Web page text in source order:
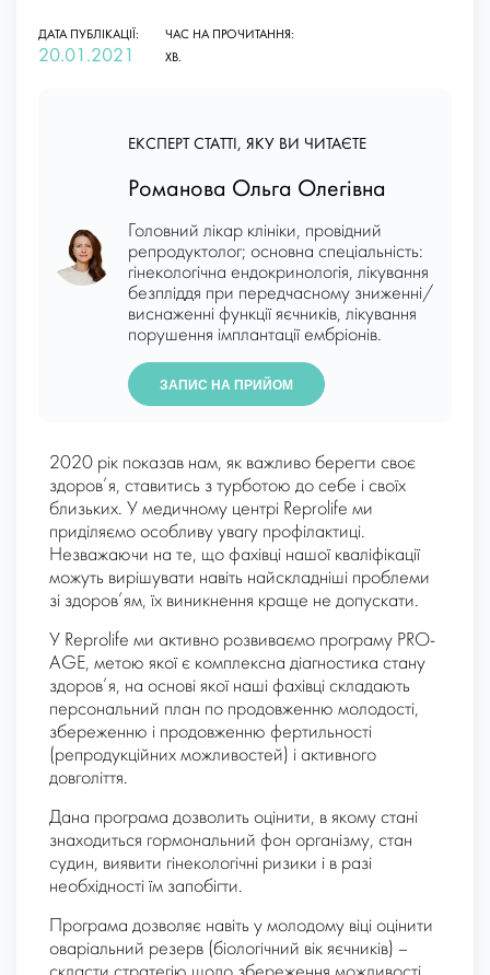
ДАТА ПУБЛІКАЦІЇ:
20.01.2021
ЧАС НА ПРОЧИТАННЯ:
ХВ.
ЕКСПЕРТ СТАТТІ, ЯКУ ВИ ЧИТАЄТЕ
Романова Ольга Олегівна
Головний лікар клініки, провідний
репродуктолог; основна спеціальність:
гінекологічна ендокринологія, лікування
безпліддя при передчасному зниженні/
виснаженні функції яєчників, лікування
порушення імплантації ембріонів.
ЗАПИС НА ПРИЙОМ
2020 рік показав нам, як важливо берегти своє
здоров’я, ставитись з турботою до себе і своїх
близьких. У медичному центрі Reprolife ми
приділяємо особливу увагу профілактиці.
Незважаючи на те, що фахівці нашої кваліфікації
можуть вирішувати навіть найскладніші проблеми
зі здоров’ям, їх виникнення краще не допускати.
У Reprolife ми активно розвиваємо програму PRO-
AGE, метою якої є комплексна діагностика стану
здоров’я, на основі якої наші фахівці складають
персональний план по продовженню молодості,
збереженню і продовженню фертильності
(репродукційних можливостей) і активного
довголіття.
Дана програма дозволить оцінити, в якому стані
знаходиться гормональний фон організму, стан
судин, виявити гінекологічні ризики і в разі
необхідності їм запобігти.
Програма дозволяє навіть у молодому віці оцінити
оваріальний резерв (біологічний вік яєчників) –